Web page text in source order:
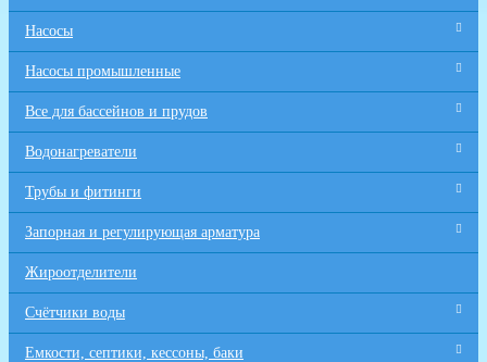
Насосы
Насосы промышленные
Все для бaссейнов и прудов
Водонагреватели
Трубы и фитинги
Запорная и регулирующая арматура
Жироотделители
Счётчики воды
Емкости, септики, кессоны, баки